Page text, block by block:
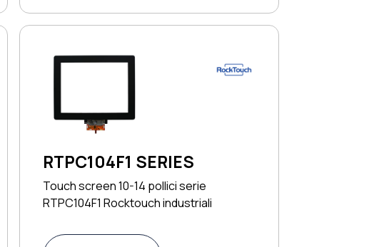
RTPC104F1 SERIES
Touch screen 10-14 pollici serie
RTPC104F1 Rocktouch industriali